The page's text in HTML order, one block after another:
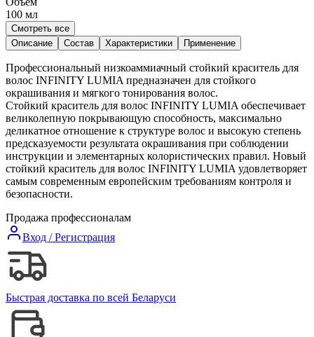
100 мл
Смотреть все
Описание
Состав Характеристики Применение
Профессиональный низкоаммиачный стойкий краситель для
волос INFINITY LUMIA предназначен для стойкого
окрашивания и мягкого тонирования волос.
Стойкий краситель для волос INFINITY LUMIA обеспечивает
великолепную покрывающую способность, максимально
деликатное отношение к структуре волос и высокую степень
предсказуемости результата окрашивания при соблюдении
инструкции и элементарных колористических правил. Новый
стойкий краситель для волос INFINITY LUMIA удовлетворяет
самым современным европейским требованиям контроля и
безопасности.
Продажа профессионалам
Вход / Регистрация
Быстрая доставка по всей Беларуси